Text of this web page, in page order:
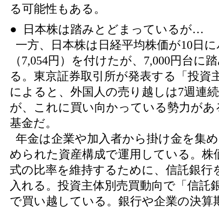
る可能性もある。
● 日本株は踏みとどまっているが…
一方、日本株は日経平均株価が10日
（7,054円）を付けたが、7,000円台に
る。東京証券取引所が発表する「投資
によると、外国人の売り越しは7週連
が、これに買い向かっている勢力があ
基金だ。
年金は企業や加入者から掛け金を集
められた資産構成で運用している。株
式の比率を維持するために、信託銀行
入れる。投資主体別売買動向で「信託
で買い越している。銀行や企業の決算